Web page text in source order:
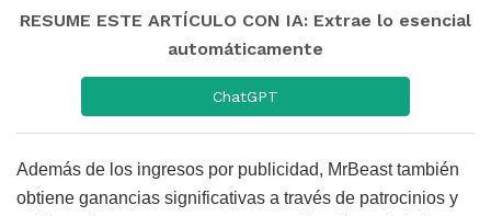
RESUME ESTE ARTÍCULO CON IA: Extrae lo esencial
automáticamente
ChatGPT
Además de los ingresos por publicidad, MrBeast también
obtiene ganancias significativas a través de patrocinios y